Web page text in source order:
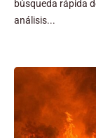
búsqueda rápida
análisis...